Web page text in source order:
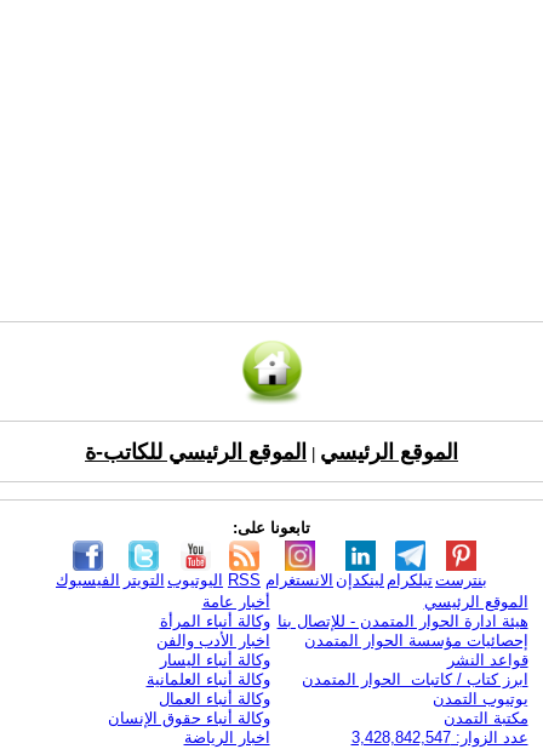
الموقع الرئيسي الموقع الرئيسي للكاتب-ة
تابعونا على:
الفيسبوك التويتر اليوتيوب RSS الانستغرام لينكدإن تيلكرامبنترست
الموقع الرئيسي
هيئة ادارة الحوار المتمدن - للإتصال بنا
إحصائيات مؤسسة الحوار المتمدن
قواعد النشر
ابرز كتاب / كاتبات الحوار المتمدن
يوتيوب التمدن
مكتبة التمدن
عدد الزوار: 3,428,842,547
أخبار عامة
وكالة أنباء المرأة
اخبار الأدب والفن
وكالة أنباء اليسار
وكالة أنباء العلمانية
وكالة أنباء العمال
وكالة أنباء حقوق الإنسان
اخبار الرياضة